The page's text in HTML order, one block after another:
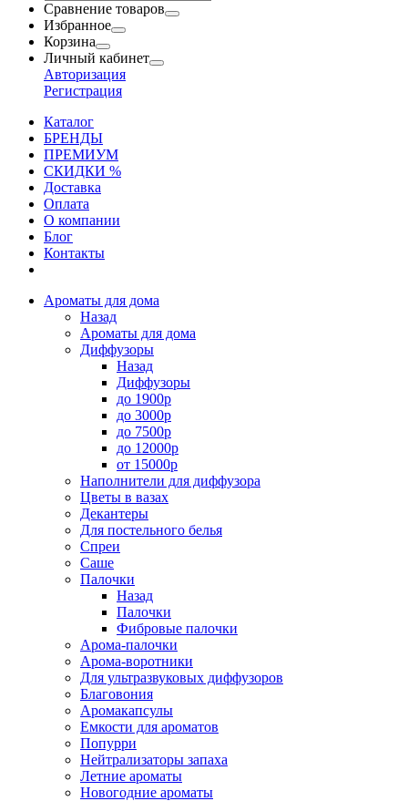
Сравнение товаров
Избранное
Корзина
Личный кабинет
Авторизация
Регистрация
Каталог
БРЕНДЫ
ПРЕМИУМ
СКИДКИ %
Доставка
Оплата
О компании
Блог
Контакты
Ароматы для дома
Назад
Ароматы для дома
Диффузоры
Назад
Диффузоры
до 1900р
до 3000р
до 7500р
до 12000р
от 15000р
Наполнители для диффузора
Цветы в вазах
Декантеры
Для постельного белья
Спреи
Саше
Палочки
Назад
Палочки
Фибровые палочки
Арома-палочки
Арома-воротники
Для ультразвуковых диффузоров
Благовония
Аромакапсулы
Емкости для ароматов
Попурри
Нейтрализаторы запаха
Летние ароматы
Новогодние ароматы